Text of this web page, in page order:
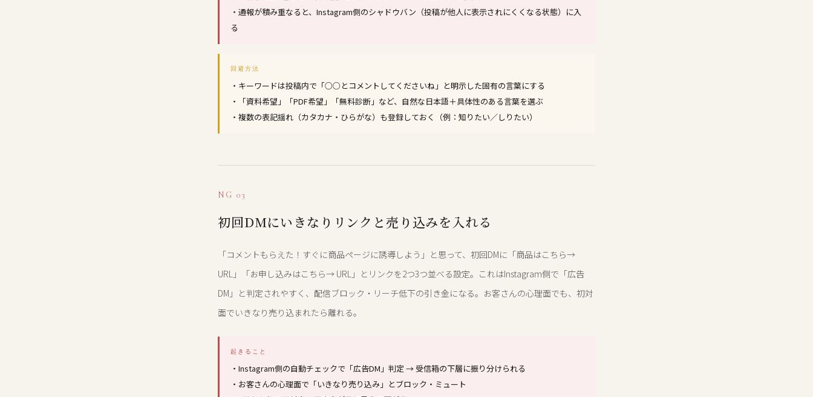
・通報が積み重なると、Instagram側のシャドウバン（投稿が他人に表示されにくくなる状態）に入
る
回避方法
・キーワードは投稿内で「○○とコメントしてくださいね」と明示した固有の言葉にする
・「資料希望」「PDF希望」「無料診断」など、自然な日本語＋具体性のある言葉を選ぶ
・複数の表記揺れ（カタカナ・ひらがな）も登録しておく（例：知りたい／しりたい）
NG 03
初回DMにいきなりリンクと売り込みを入れる
「コメントもらえた！すぐに商品ページに誘導しよう」と思って、初回DMに「商品はこちら→
URL」「お申し込みはこちら→ URL」とリンクを2つ3つ並べる設定。これはInstagram側で「広告
DM」と判定されやすく、配信ブロック・リーチ低下の引き金になる。お客さんの心理面でも、初対
面でいきなり売り込まれたら離れる。
起きること
・Instagram側の自動チェックで「広告DM」判定 → 受信箱の下層に振り分けられる
・お客さんの心理面で「いきなり売り込み」とブロック・ミュート